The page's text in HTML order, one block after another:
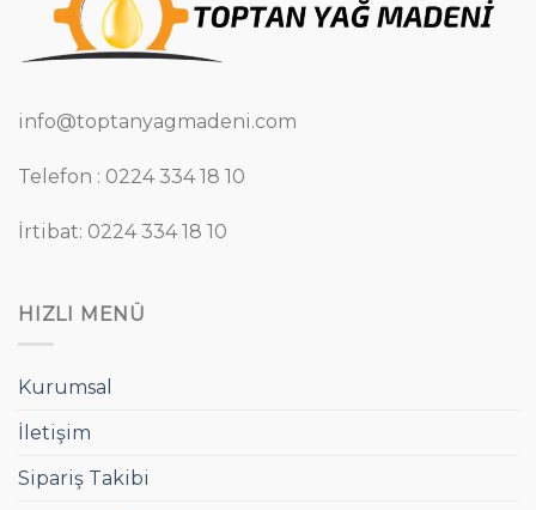
info@toptanyagmadeni.com
Telefon : 0224 334 18 10
İrtibat: 0224 334 18 10
HIZLI MENÜ
Kurumsal
İletişim
Sipariş Takibi